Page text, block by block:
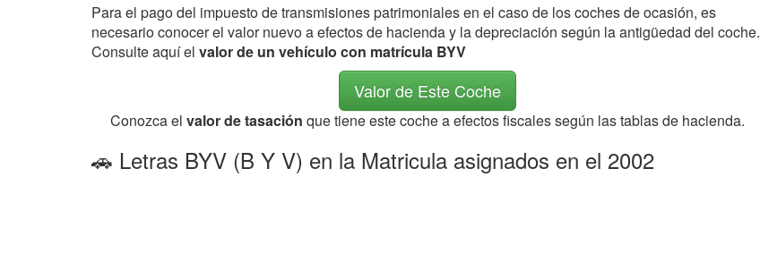
Para el pago del impuesto de transmisiones patrimoniales en el caso de los coches de ocasión, es
necesario conocer el valor nuevo a efectos de hacienda y la depreciación según la antigüedad del coche.
Consulte aquí el valor de un vehículo con matrícula BYV
Valor de Este Coche
Conozca el valor de tasación que tiene este coche a efectos fiscales según las tablas de hacienda.
🚗 Letras BYV (B Y V) en la Matricula asignados en el 2002